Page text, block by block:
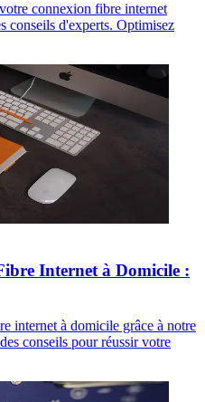
connexion fibre internet
conseils d'experts. Optimisez
Internet à Domicile :
internet à domicile grâce à notre
conseils pour réussir votre